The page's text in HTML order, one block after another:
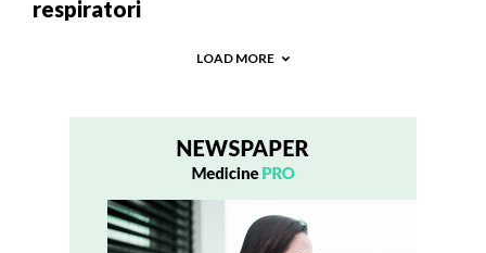
respiratori
LOAD MORE